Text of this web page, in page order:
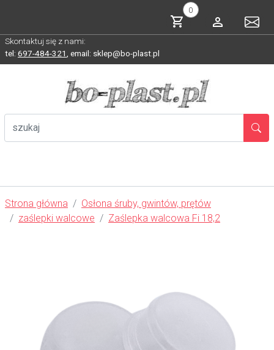
0
Skontaktuj się z nami:
tel: 697-484-321 email: sklep@bo-plast.pl
Strona główna
Osłona śruby, gwintów, prętów
zaślepki walcowe
Zaślepka walcowa Fi 18,2